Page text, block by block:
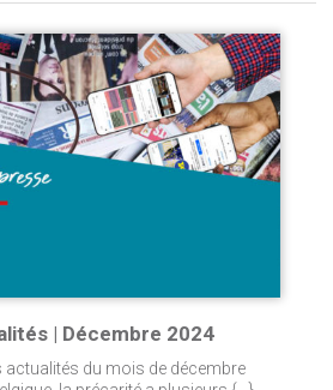
| Décembre 2024
actualités du mois de décembre